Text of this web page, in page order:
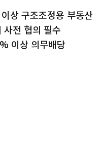
상 구조조정용 부동산
사전 협의 필수
이상 의무배당